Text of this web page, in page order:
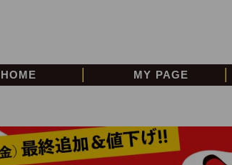
HOME MY PAGE